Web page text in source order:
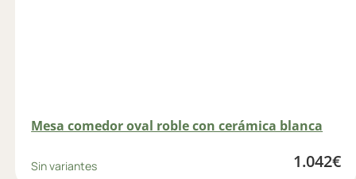
Mesa comedor oval roble con cerámica blanca
Sin variantes 1.042€